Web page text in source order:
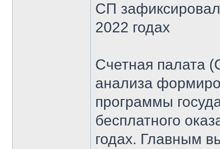
СП
2022 годах
Счетная палата
анализа
программы
бесплатного
годах. Главным